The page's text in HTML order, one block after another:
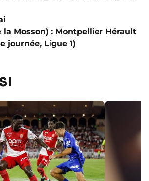
la Mosson) : Montpellier Hérault
journée, Ligue 1)